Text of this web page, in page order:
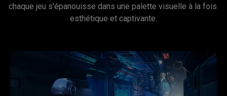
chaque jeu s'épanouisse dans une palette visuelle à la fois
esthétique et captivante.